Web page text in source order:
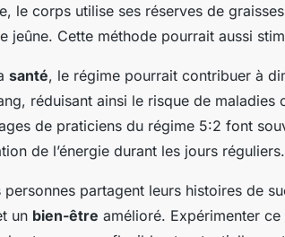
le corps utilise ses réserves de
jeûne. Cette méthode pourrait aussi
santé, le régime pourrait contribuer à
réduisant ainsi le risque de
de praticiens du régime 5:2 font
de l’énergie durant les jours réguliers.
personnes partagent leurs histoires de
un bien-être amélioré. Expérimenter